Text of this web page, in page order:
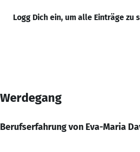
Logg Dich ein, um alle Einträge zu
Werdegang
Berufserfahrung von Eva-Maria